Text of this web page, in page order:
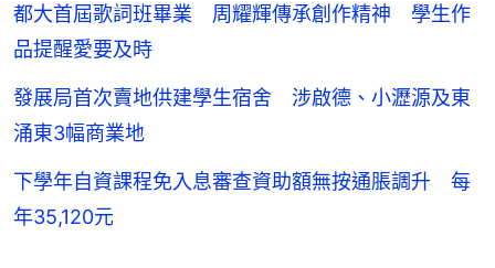
都大首屆歌詞班畢業 周耀輝傳承創作精神 學生作
品提醒愛要及時
發展局首次賣地供建學生宿舍 涉啟德、小瀝源及東
涌東3幅商業地
下學年自資課程免入息審查資助額無按通脹調升 每
年35,120元